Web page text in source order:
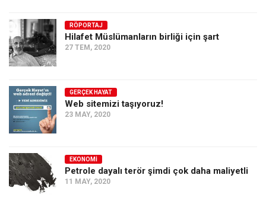
RÖPORTAJ
Hilafet Müslümanların birliği için şart
27 TEM, 2020
GERÇEK HAYAT
Web sitemizi taşıyoruz!
23 MAY, 2020
EKONOMI
Petrole dayalı terör şimdi çok daha maliyetli
11 MAY, 2020